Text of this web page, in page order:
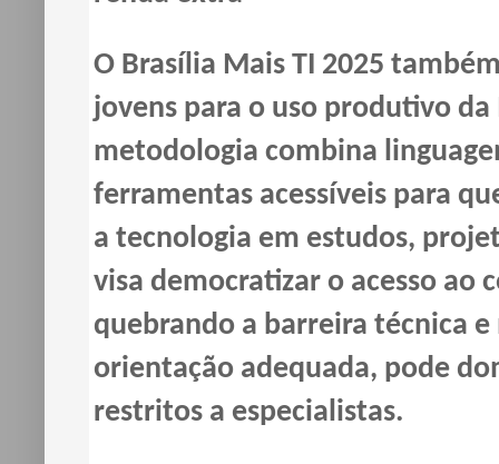
O Brasília Mais TI 2025
jovens para o uso produtivo da
metodologia combina
ferramentas acessíveis para
a tecnologia em estudos,
visa democratizar o acesso
quebrando a barreira técnica
orientação adequada, pode
restritos a especialistas.